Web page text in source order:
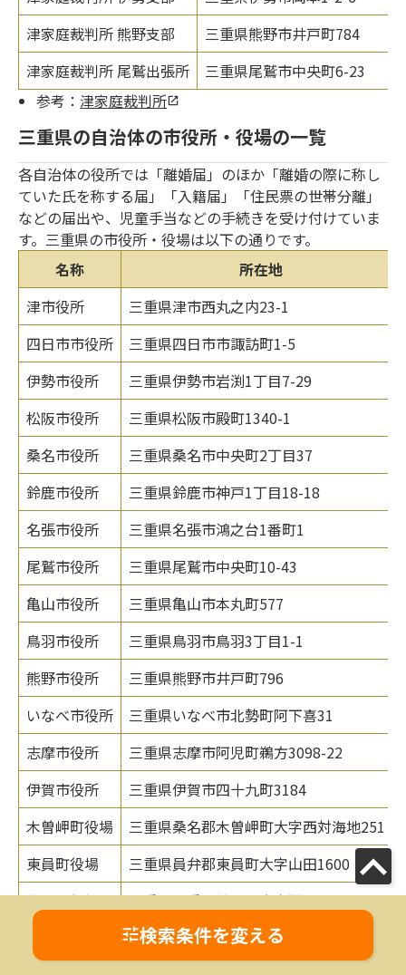
津家庭裁判所 熊野支部
三重県熊野市井戸町784
津家庭裁判所 尾鷲出張所
三重県尾鷲市中央町6-23
参考： 津家庭裁判所
三重県の自治体の市役所・役場の一覧
各自治体の役所では「離婚届」のほか「離婚の際に称し
ていた氏を称する届」「入籍届」「住民票の世帯分離」
などの届出や、児童手当などの手続きを受け付けていま
す。三重県の市役所・役場は以下の通りです。
名称
所在地
津市役所
三重県津市西丸之内23-1
四日市市役所
三重県四日市市諏訪町1-5
伊勢市役所
三重県伊勢市岩渕1丁目7-29
松阪市役所
三重県松阪市殿町1340-1
桑名市役所
三重県桑名市中央町2丁目37
鈴鹿市役所
三重県鈴鹿市神戸1丁目18-18
名張市役所
三重県名張市鴻之台1番町1
尾鷲市役所
三重県尾鷲市中央町10-43
亀山市役所
三重県亀山市本丸町577
鳥羽市役所
三重県鳥羽市鳥羽3丁目1-1
熊野市役所
三重県熊野市井戸町796
いなべ市役所
三重県いなべ市北勢町阿下喜31
志摩市役所
三重県志摩市阿児町鵜方3098-22
伊賀市役所
三重県伊賀市四十九町3184
木曽岬町役場
三重県桑名郡木曽岬町大字西対海地251
東員町役場
三重県員弁郡東員町大字山田1600
菰野町役場
三重県三重郡菰野町大字潤田1250
三重県三重郡朝日町大字小向893
検索条件を変える